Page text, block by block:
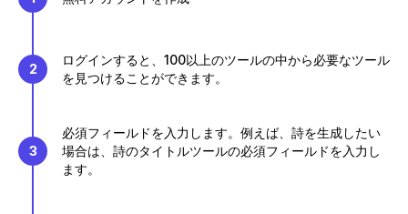
2
ログインすると、100以上のツールの中から必要なツール
を見つけることができます。
3
必須フィールドを入力します。例えば、詩を生成したい
場合は、詩のタイトルツールの必須フィールドを入力し
ます。